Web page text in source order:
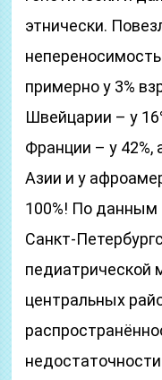
этнически.
примерно у 3%
Швейцарии – у
Франции – у 42%,
Азии и у
100%! По данным
Санкт-
педиатрической
центральных